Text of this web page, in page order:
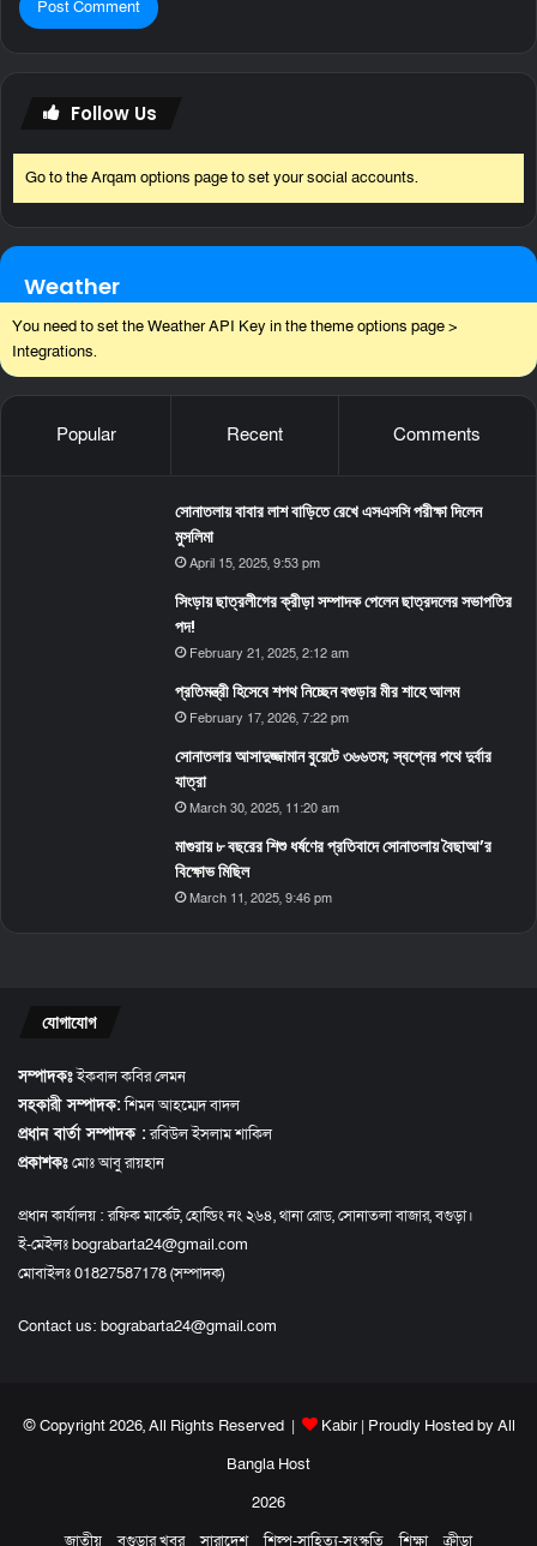
Follow Us
Go to the Arqam options page to set your social accounts.
Weather
You need to set the Weather API Key in the theme options page >
Integrations.
Popular Recent Comments
সোনাতলায় বাবার লাশ বাড়িতে রেখে এসএসসি পরীক্ষা দিলেন
মুসলিমা
April 15, 2025, 9:53 pm
সিংড়ায় ছাত্রলীগের ক্রীড়া সম্পাদক পেলেন ছাত্রদলের সভাপতির
পদ!
February 21, 2025, 2:12 am
প্রতিমন্ত্রী হিসেবে শপথ নিচ্ছেন বগুড়ার মীর শাহে আলম
February 17, 2026, 7:22 pm
সোনাতলার আসাদুজ্জামান বুয়েটে ৩৬৬তম; স্বপ্নের পথে দুর্বার
যাত্রা
March 30, 2025, 11:20 am
মাগুরায় ৮ বছরের শিশু ধর্ষণের প্রতিবাদে সোনাতলায় বৈছাআ’র
বিক্ষোভ মিছিল
March 11, 2025, 9:46 pm
যোগাযোগ
সম্পাদকঃইকবাল কবির লেমন
সহকারী সম্পাদক:শিমন আহম্মেদ বাদল
প্রধান বার্তা সম্পাদক :রবিউল ইসলাম শাকিল
প্রকাশকঃমোঃ আবু রায়হান
প্রধান কার্যালয় : রফিক মার্কেট, হোল্ডিং নং ২৬৪, থানা রোড, সোনাতলা বাজার, বগুড়া।
ই-মেইলঃ bograbarta24@gmail.com
মোবাইলঃ 01827587178 (সম্পাদক)
Contact us: bograbarta24@gmail.com
© Copyright 2026, All Rights Reserved | Kabir| Proudly Hosted by All
Bangla Host
2026
জাতীয়
বগুড়ার খবর সারাদেশ শিল্প-সাহিত্য-সংস্কৃতি শিক্ষা ক্রীড়া